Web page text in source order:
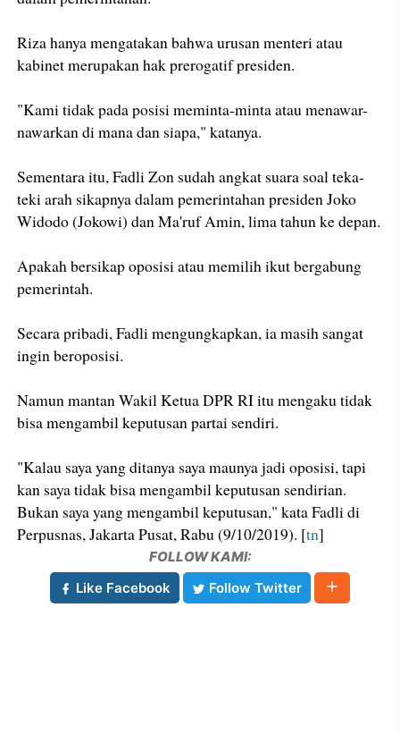
Riza hanya mengatakan bahwa urusan menteri atau
kabinet merupakan hak prerogatif presiden.
"Kami tidak pada posisi meminta-minta atau menawar-
nawarkan di mana dan siapa," katanya.
Sementara itu, Fadli Zon sudah angkat suara soal teka-
teki arah sikapnya dalam pemerintahan presiden Joko
Widodo (Jokowi) dan Ma'ruf Amin, lima tahun ke depan.
Apakah bersikap oposisi atau memilih ikut bergabung
pemerintah.
Secara pribadi, Fadli mengungkapkan, ia masih sangat
ingin beroposisi.
Namun mantan Wakil Ketua DPR RI itu mengaku tidak
bisa mengambil keputusan partai sendiri.
"Kalau saya yang ditanya saya maunya jadi oposisi, tapi
kan saya tidak bisa mengambil keputusan sendirian.
Bukan saya yang mengambil keputusan," kata Fadli di
Perpusnas, Jakarta Pusat, Rabu (9/10/2019). [tn]
FOLLOW KAMI:
Like Facebook
Follow Twitter